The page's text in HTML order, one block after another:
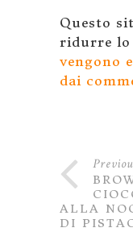
Questo
ridurre lo
vengono
dai
ALLA
DI